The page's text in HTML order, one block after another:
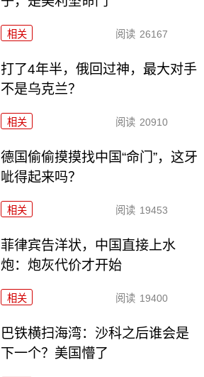
相关 阅读 26167
打了4年半，俄回过神，最大对手
不是乌克兰？
相关 阅读 20910
德国偷偷摸摸找中国“命门”，这牙
呲得起来吗？
相关 阅读 19453
菲律宾告洋状，中国直接上水
炮：炮灰代价才开始
相关 阅读 19400
巴铁横扫海湾：沙科之后谁会是
下一个？美国懵了